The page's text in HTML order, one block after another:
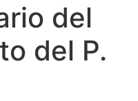
del
del P.